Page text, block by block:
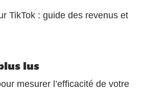
TikTok : guide des revenus et
lus
mesurer l’efficacité de votre